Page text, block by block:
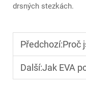
drsných stezkách.
Předchozí:Proč
Další:Jak EVA